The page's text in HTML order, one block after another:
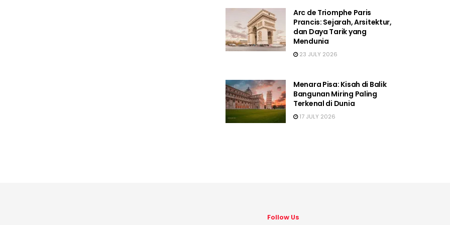
Arc de Triomphe Paris
Prancis: Sejarah, Arsitektur,
dan Daya Tarik yang
Mendunia
23 JULY 2026
Menara Pisa: Kisah di Balik
Bangunan Miring Paling
Terkenal di Dunia
17 JULY 2026
Follow Us